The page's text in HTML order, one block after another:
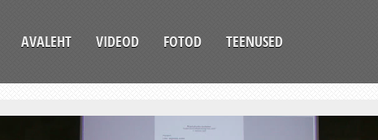
AVALEHT VIDEOD FOTOD TEENUSED